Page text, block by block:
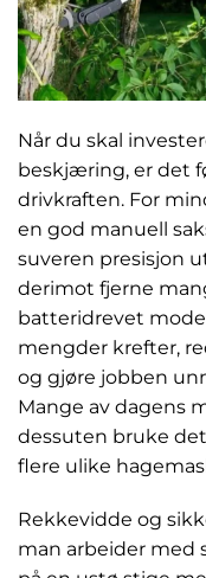
Når du skal
beskjæring, er det
drivkraften. For
en god manuell
suveren presisjon
derimot fjerne
batteridrevet
mengder krefter,
og gjøre jobben
Mange av dagens
dessuten bruke
flere ulike
Rekkevidde og
man arbeider med